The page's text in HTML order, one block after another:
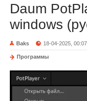
Daum
windows
Baks 18-04-2025, 00:07
Программы